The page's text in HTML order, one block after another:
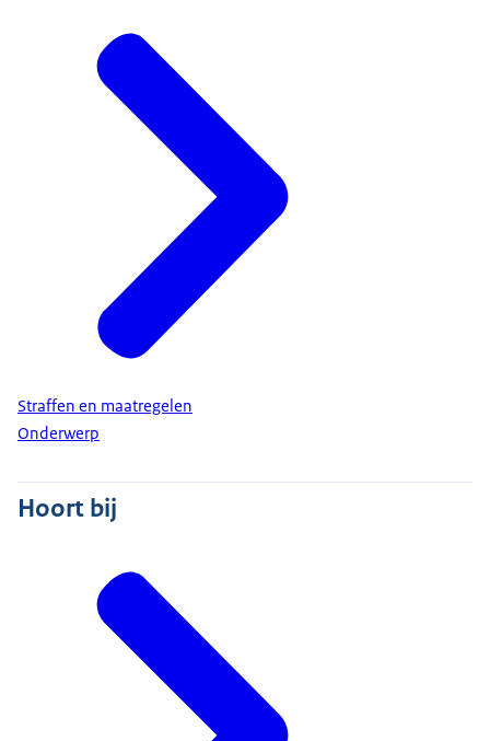
Straffen en maatregelen
Onderwerp
Hoort bij